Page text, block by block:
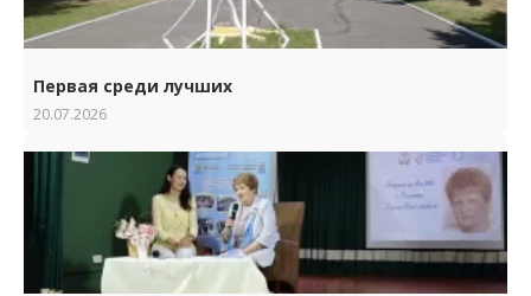
Первая среди лучших
20.07.2026